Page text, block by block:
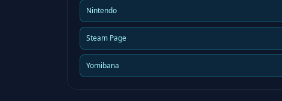
Nintendo
Steam Page
Yomibana